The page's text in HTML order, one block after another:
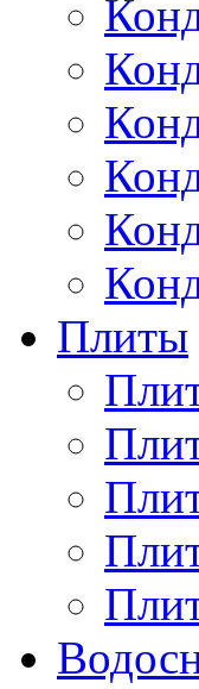
Плиты